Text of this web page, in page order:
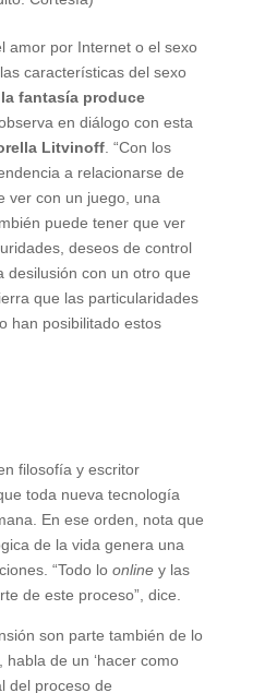
amor por Internet o el sexo
características del sexo
la fantasía produce
en diálogo con esta
Litvinoff. “Con los
a relacionarse de
ver con un juego, una
puede tener que ver
deseos de control
desilusión con un otro que
que las particularidades
han posibilitado estos
filosofía y escritor
toda nueva tecnología
En ese orden, nota que
de la vida genera una
“Todo lo onliney las
de este proceso”, dice.
son parte también de lo
de un ‘hacer como
del proceso de